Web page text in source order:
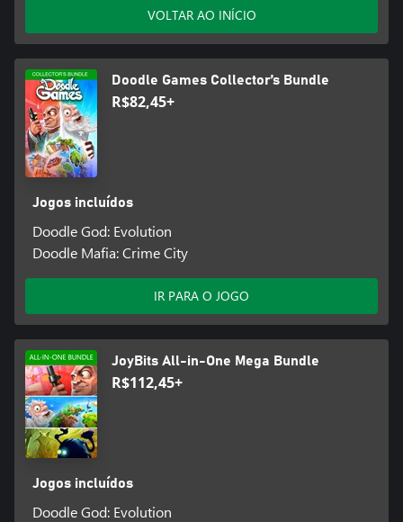
VOLTAR AO INÍCIO
Doodle Games Collector’s Bundle
R$82,45+
Jogos incluídos
Doodle God: Evolution
Doodle Mafia: Crime City
IR PARA O JOGO
JoyBits All-in-One Mega Bundle
R$112,45+
Jogos incluídos
Doodle God: Evolution